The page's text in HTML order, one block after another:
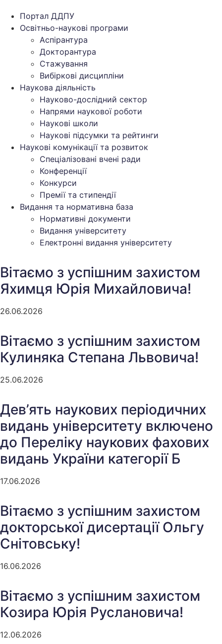
Портал ДДПУ
Освітньо-наукові програми
Аспірантура
Докторантура
Стажування
Вибіркові дисципліни
Наукова діяльність
Науково-дослідний сектор
Напрями наукової роботи
Наукові школи
Наукові підсумки та рейтинги
Наукові комунікації та розвиток
Спеціалізовані вчені ради
Конференції
Конкурси
Премії та стипендії
Видання та нормативна база
Нормативні документи
Видання університету
Електронні видання університету
Вітаємо з успішним захистом
Яхимця Юрія Михайловича!
26.06.2026
Вітаємо з успішним захистом
Кулиняка Степана Львовича!
25.06.2026
Дев’ять наукових періодичних
видань університету включено
до Переліку наукових фахових
видань України категорії Б
17.06.2026
Вітаємо з успішним захистом
докторської дисертації Ольгу
Снітовську!
16.06.2026
Вітаємо з успішним захистом
Козира Юрія Руслановича!
12.06.2026